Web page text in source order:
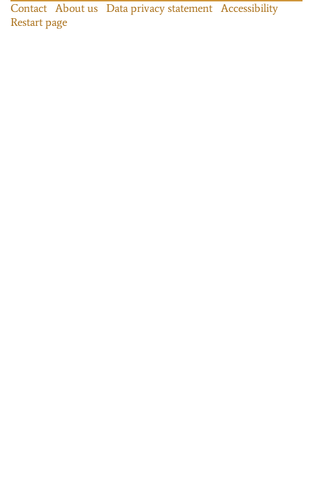
Contact About us Data privacy statement
Accessibility
Restart page